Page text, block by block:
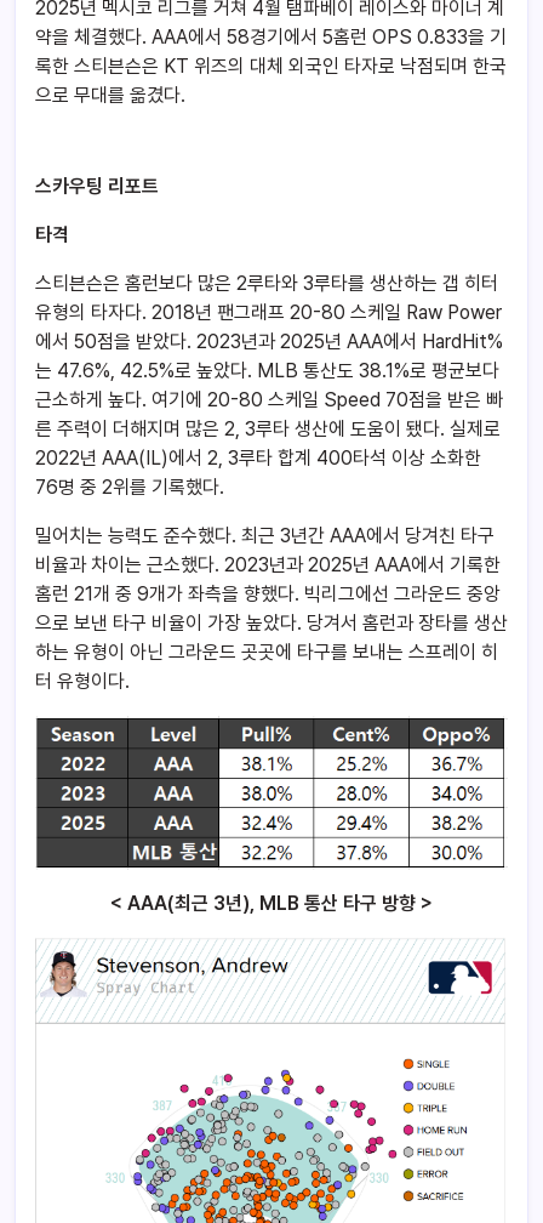
2025년 멕시코 리그를 거쳐 4월 탬파베이 레이스와 마이너 계
약을 체결했다. AAA에서 58경기에서 5홈런 OPS 0.833을 기
록한 스티븐슨은 KT 위즈의 대체 외국인 타자로 낙점되며 한국
으로 무대를 옮겼다.
스카우팅 리포트
타격
스티븐슨은 홈런보다 많은 2루타와 3루타를 생산하는 갭 히터
유형의 타자다. 2018년 팬그래프 20-80 스케일 Raw Power
에서 50점을 받았다. 2023년과 2025년 AAA에서 HardHit%
는 47.6%, 42.5%로 높았다. MLB 통산도 38.1%로 평균보다
근소하게 높다. 여기에 20-80 스케일 Speed 70점을 받은 빠
른 주력이 더해지며 많은 2, 3루타 생산에 도움이 됐다. 실제로
2022년 AAA(IL)에서 2, 3루타 합계 400타석 이상 소화한
76명 중 2위를 기록했다.
밀어치는 능력도 준수했다. 최근 3년간 AAA에서 당겨친 타구
비율과 차이는 근소했다. 2023년과 2025년 AAA에서 기록한
홈런 21개 중 9개가 좌측을 향했다. 빅리그에선 그라운드 중앙
으로 보낸 타구 비율이 가장 높았다. 당겨서 홈런과 장타를 생산
하는 유형이 아닌 그라운드 곳곳에 타구를 보내는 스프레이 히
터 유형이다.
< AAA(최근 3년), MLB 통산 타구 방향 >